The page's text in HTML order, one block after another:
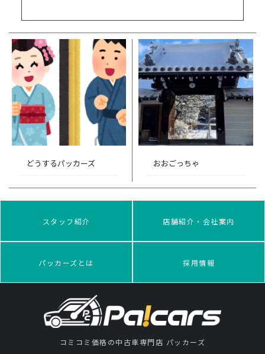
どうするパッカーズ おおごっちゃ
スタッフ紹介 店舗紹介・会社案内
パッカーズとは 採用情報
コミコミ価格の中古車専門店 パッカーズ